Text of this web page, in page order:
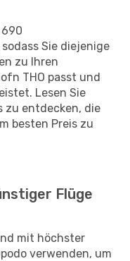
Sie diejenige
zu Ihren
THO passt und
Lesen Sie
zu entdecken, die
besten Preis zu
Flüge
mit höchster
verwenden, um